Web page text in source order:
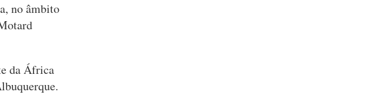
no âmbito
da África